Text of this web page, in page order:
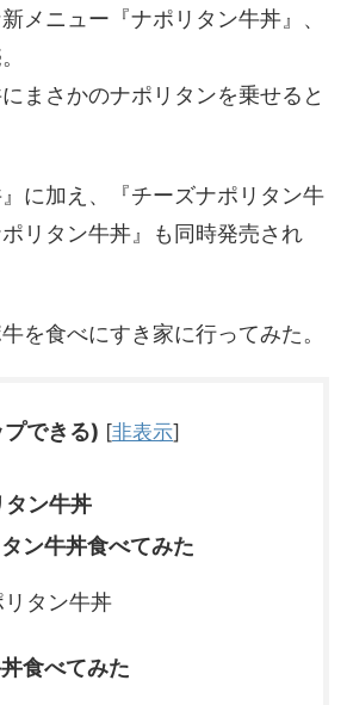
メニュー『ナポリタン牛丼』、
まさかのナポリタンを乗せると
』に加え、『チーズナポリタン牛
リタン牛丼』も同時発売され
を食べにすき家に行ってみた。
プできる) [非表示]
タン牛丼
ン牛丼食べてみた
タン牛丼
食べてみた